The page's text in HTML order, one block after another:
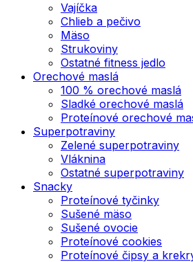
Vajíčka
Chlieb a pečivo
Mäso
Strukoviny
Ostatné fitness jedlo
Orechové maslá
100 % orechové maslá
Sladké orechové maslá
Proteínové orechové
Superpotraviny
Zelené superpotraviny
Vláknina
Ostatné superpotraviny
Snacky
Proteínové tyčinky
Sušené mäso
Sušené ovocie
Proteínové cookies
Proteínové čipsy a